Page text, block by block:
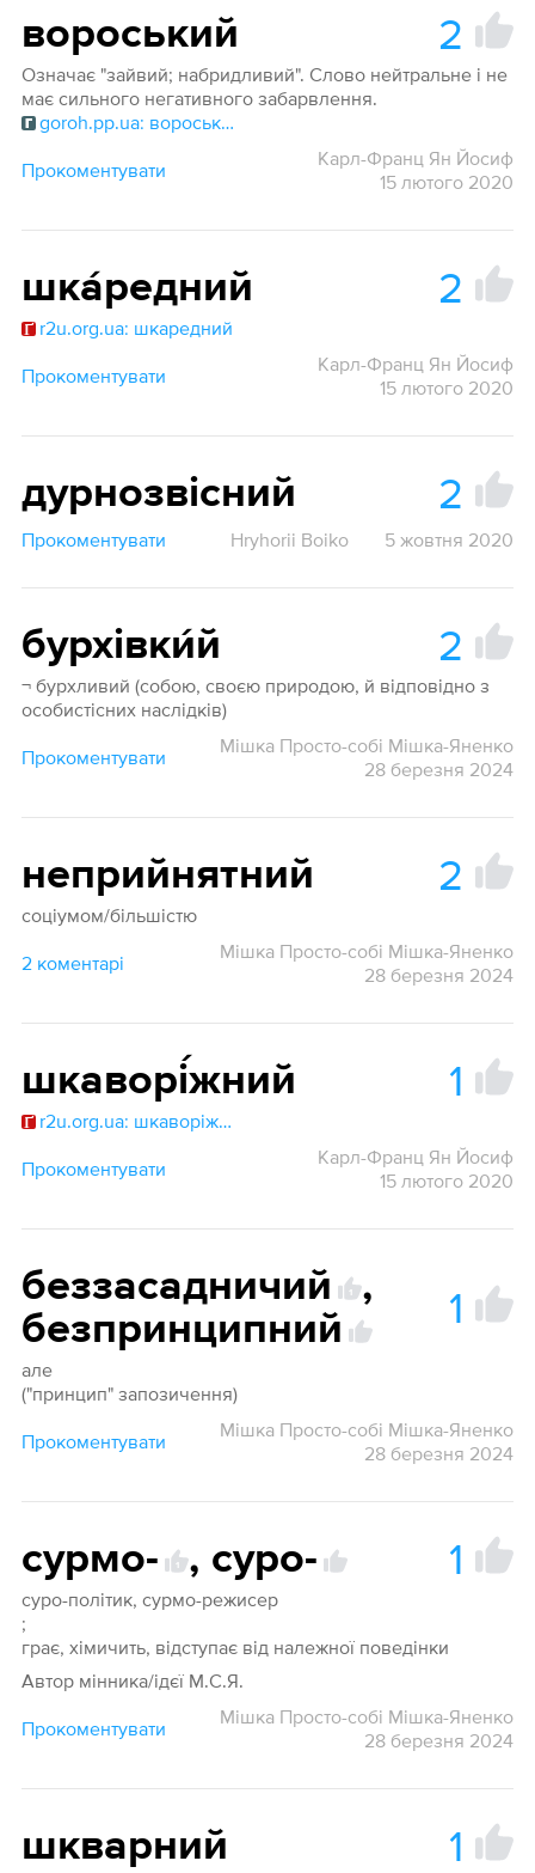
вороський 2
Означає "зайвий; набридливий". Слово нейтральне і не
має сильного негативного забарвлення.
goroh.pp.ua: вороський
Прокоментувати
Карл-Франц Ян Йосиф
15 лютого 2020
шка́редний 2
r2u.org.ua: шкаредний
Прокоментувати
Карл-Франц Ян Йосиф
15 лютого 2020
дурнозвісний 2
Прокоментувати Hryhorii Boiko 5 жовтня 2020
бурхівки́й 2
¬ бурхливий (собою, своєю природою, й відповідно з
особистісних наслідків)
Прокоментувати
Мішка Просто-собі Мішка-Яненко
28 березня 2024
неприйнятний 2
соціумом/більшістю
2 коментарі
Мішка Просто-собі Мішка-Яненко
28 березня 2024
шкаворі́жний 1
r2u.org.ua: шкаворіжний
Прокоментувати
Карл-Франц Ян Йосиф
15 лютого 2020
беззасадничий
,
безпринципний
1
але
("принцип" запозичення)
Прокоментувати
Мішка Просто-собі Мішка-Яненко
28 березня 2024
сурмо- , суро- 1
суро-політик, сурмо-режисер
;
грає, хімичить, відступає від належної поведінки
Автор мінника/ідєї М.С.Я.
Прокоментувати
Мішка Просто-собі Мішка-Яненко
28 березня 2024
шкварний 1